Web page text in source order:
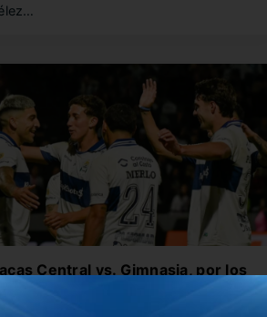
Central vs. Gimnasia, por los